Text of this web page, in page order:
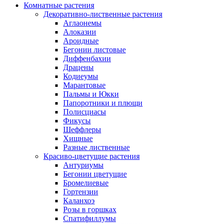
Комнатные растения
Декоративно-лиственные растения
Аглаонемы
Алоказии
Ароидные
Бегонии листовые
Диффенбахии
Драцены
Кодиеумы
Марантовые
Пальмы и Юкки
Папоротники и плющи
Полисциасы
Фикусы
Шеффлеры
Хищные
Разные лиственные
Красиво-цветущие растения
Антуриумы
Бегонии цветущие
Бромелиевые
Гортензии
Каланхоэ
Розы в горшках
Спатифиллумы